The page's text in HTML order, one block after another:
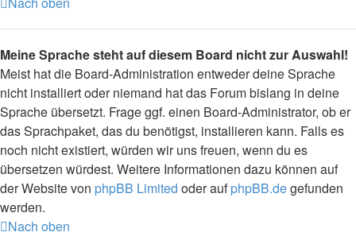
Meine Sprache steht auf diesem Board nicht zur Auswahl!
Meist hat die Board-Administration entweder deine Sprache
nicht installiert oder niemand hat das Forum bislang in deine
Sprache übersetzt. Frage ggf. einen Board-Administrator, ob er
das Sprachpaket, das du benötigst, installieren kann. Falls es
noch nicht existiert, würden wir uns freuen, wenn du es
übersetzen würdest. Weitere Informationen dazu können auf
der Website von phpBB Limited oder aufphpBB.degefunden
werden.
Nach oben